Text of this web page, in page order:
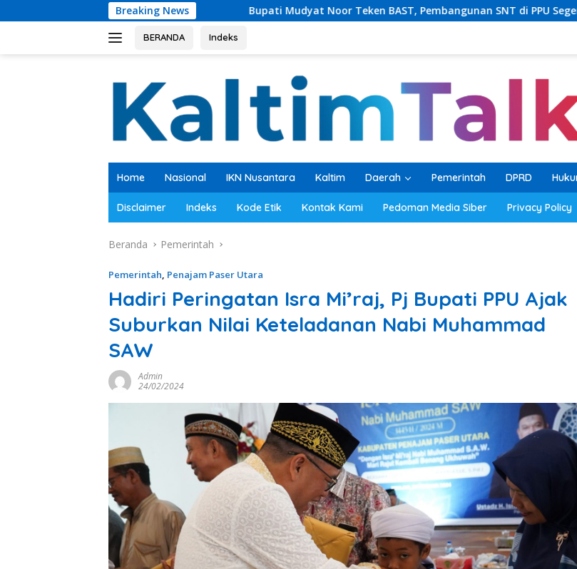
ke
Breaking News
Bupati Mudyat Noor Teken BAST, Pembangunan SNT di PPU Segera Dimulai PKB
BERANDA Indeks
Home Nasional IKN Nusantara Kaltim Daerah Pemerintah DPRD
Disclaimer Indeks Kode Etik Kontak Kami Pedoman Media Siber Privacy Policy
Beranda Pemerintah
Pemerintah, Penajam Paser Utara
Hadiri Peringatan Isra Mi’raj, Pj Bupati PPU Ajak
Suburkan Nilai Keteladanan Nabi Muhammad
SAW
Admin
24/02/2024